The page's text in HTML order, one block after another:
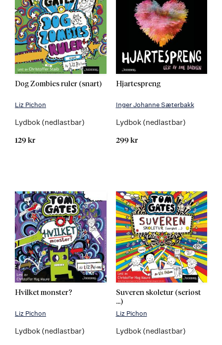
Dog Zombies ruler (snart)
Liz Pichon
Lydbok (nedlastbar)
129 kr
Hjartespreng
Inger Johanne Sæterbakk
Lydbok (nedlastbar)
299 kr
Hvilket monster?
Liz Pichon
Lydbok (nedlastbar)
Suveren skoletur (seriøst
...)
Liz Pichon
Lydbok (nedlastbar)